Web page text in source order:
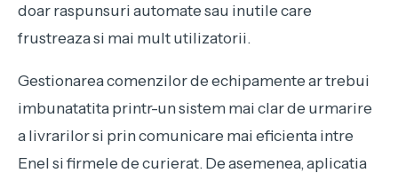
doar raspunsuri automate sau inutile care
frustreaza si mai mult utilizatorii.
Gestionarea comenzilor de echipamente ar trebui
imbunatatita printr-un sistem mai clar de urmarire
a livrarilor si prin comunicare mai eficienta intre
Enel si firmele de curierat. De asemenea, aplicatia